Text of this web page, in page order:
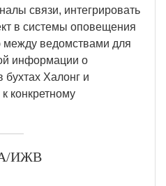
связи, интегрировать
в системы оповещения
между ведомствами для
информации о
бухтах Халонг и
конкретному
ИЖВ